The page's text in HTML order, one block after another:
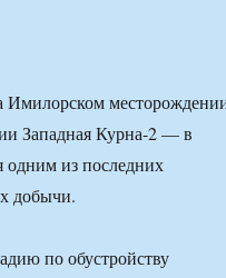
Имилорском
Западная Курна-2 — в
одним из последних
добычи.
по обустройству